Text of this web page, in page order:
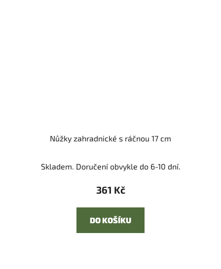
Nůžky zahradnické s ráčnou 17 cm
Skladem. Doručení obvykle do 6-10 dní.
361 Kč
DO KOŠÍKU